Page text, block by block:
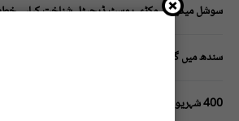
سوشل میڈیا پر وکڑی پوسٹ ڈیجیٹل شناخت کیلیے
سندھ میں گاڑیوں کی انشورنس لازمی قرار
400 شہریوں کیلئے ایک پولیس اہلکار لازمی، کراچی میں صورتحال کیا ہے؟